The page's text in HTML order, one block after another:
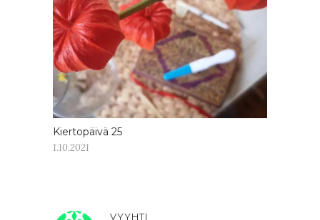
Kiertopäivä 25
1.10.2021
VYYHTI